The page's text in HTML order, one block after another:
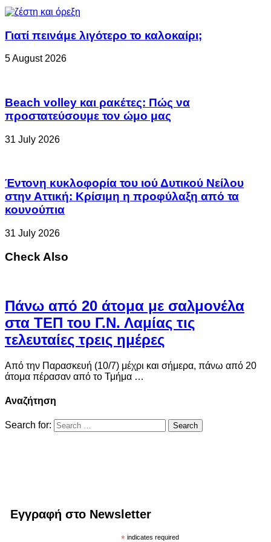
Γιατί πεινάμε λιγότερο το καλοκαίρι;
5 August 2026
Beach volley και ρακέτες: Πώς να
προστατεύσουμε τον ώμο μας
31 July 2026
Έντονη κυκλοφορία του ιού Δυτικού Νείλου
στην Αττική: Κρίσιμη η προφύλαξη από τα
κουνούπια
31 July 2026
Check Also
Πάνω από 20 άτομα με σαλμονέλα
στα ΤΕΠ του Γ.Ν. Λαμίας τις
τελευταίες τρεις ημέρες
Από την Παρασκευή (10/7) μέχρι και σήμερα, πάνω από 20
άτομα πέρασαν από το Τμήμα …
Αναζήτηση
Search for:
Εγγραφή στο Newsletter
* indicates required